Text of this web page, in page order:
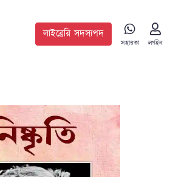
লাইব্রেরি সদস্যপদ
সহায়তা লগইন